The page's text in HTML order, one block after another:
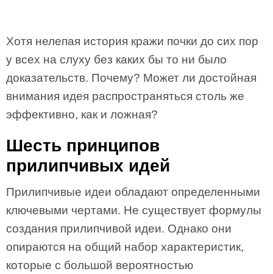
Хотя нелепая история кражи почки до сих пор
у всех на слуху без каких бы то ни было
доказательств. Почему? Может ли достойная
внимания идея распространяться столь же
эффективно, как и ложная?
Шесть принципов
прилипчивых идей
Прилипчивые идеи обладают определенными
ключевыми чертами. Не существует формулы
создания прилипчивой идеи. Однако они
опираются на общий набор характеристик,
которые с большой вероятностью